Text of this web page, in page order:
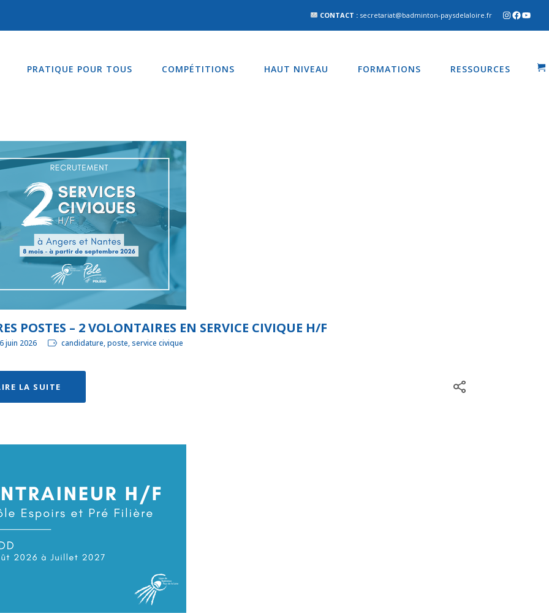
CONTACT : secretariat@badminton-paysdelaloire.fr
PRATIQUE POUR TOUS COMPÉTITIONS HAUT NIVEAU FORMATIONS RESSOURCES
POSTES – 2 VOLONTAIRES EN SERVICE CIVIQUE H/F
juin 2026 candidature, poste, service civique
LA SUITE